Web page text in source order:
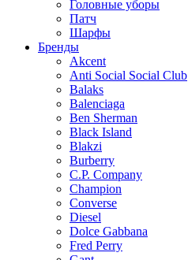
Головные уборы
Патч
Шарфы
Бренды
Akcent
Anti Social Social Club
Balaks
Balenciaga
Ben Sherman
Black Island
Blakzi
Burberry
C.P. Company
Champion
Converse
Diesel
Dolce Gabbana
Fred Perry